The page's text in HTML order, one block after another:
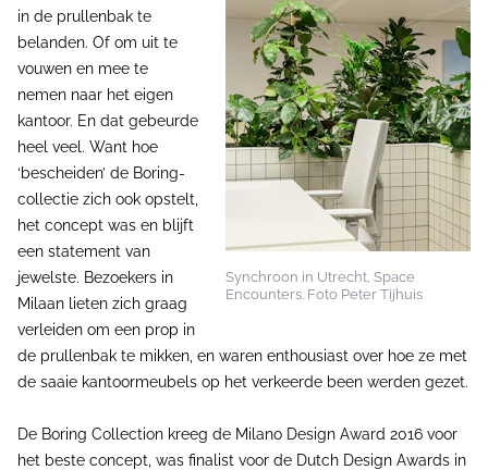
Synchroon in Utrecht, Space
Encounters. Foto Peter Tijhuis
in de prullenbak te
belanden. Of om uit te
vouwen en mee te
nemen naar het eigen
kantoor. En dat gebeurde
heel veel. Want hoe
‘bescheiden’ de Boring-
collectie zich ook opstelt,
het concept was en blijft
een statement van
jewelste. Bezoekers in
Milaan lieten zich graag
verleiden om een prop in
de prullenbak te mikken, en waren enthousiast over hoe ze met
de saaie kantoormeubels op het verkeerde been werden gezet.
De Boring Collection kreeg de Milano Design Award 2016 voor
het beste concept, was finalist voor de Dutch Design Awards in